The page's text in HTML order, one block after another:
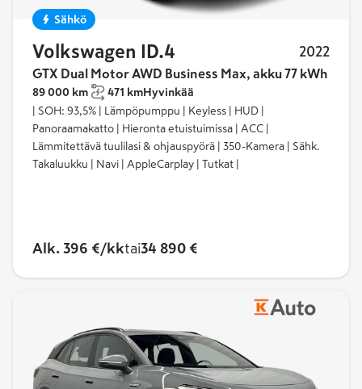
Sähkö
Volkswagen ID.4 2022
GTX Dual Motor AWD Business Max, akku 77 kWh
89 000 km 471 kmHyvinkää
| SOH: 93,5% | Lämpöpumppu | Keyless | HUD |
Panoraamakatto | Hieronta etuistuimissa | ACC |
Lämmitettävä tuulilasi & ohjauspyörä | 350-Kamera | Sähk.
Takaluukku | Navi | AppleCarplay | Tutkat |
Alk. 396 €/kktai34 890 €